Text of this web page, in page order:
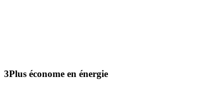
3Plus économe en énergie